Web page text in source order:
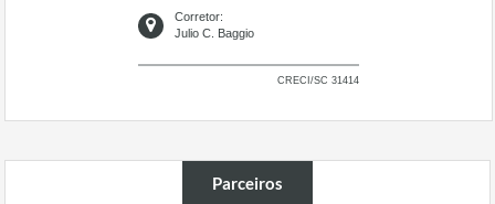
Corretor:
Julio C. Baggio
CRECI/SC 31414
Parceiros